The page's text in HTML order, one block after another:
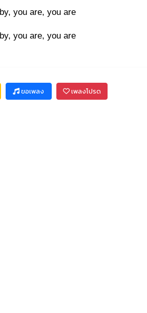
you are, you are
you are, you are
ขอเพลง เพลงโปรด